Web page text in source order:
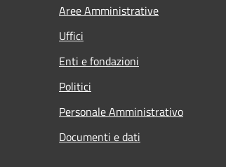
Aree Amministrative
Uffici
Enti e fondazioni
Politici
Personale Amministrativo
Documenti e dati